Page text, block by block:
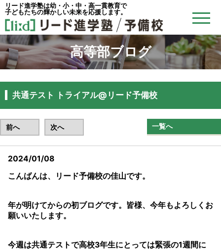
リード進学塾は幼・小・中・高一貫教育で
子どもたちの輝かしい未来を応援します。
高等部ブログ
共通テスト トライアル@リード予備校
前へ 次へ 一覧へ
2024/01/08
こんばんは、リード予備校の佳山です。
年が明けてからの初ブログです。皆様、今年もよろしくお
願いいたします。
今週は共通テストで高校3年生にとっては緊張の1週間に